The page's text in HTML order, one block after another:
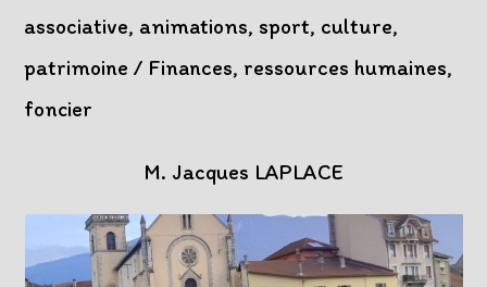
associative, animations, sport, culture,
patrimoine / Finances, ressources humaines,
foncier
M. Jacques LAPLACE